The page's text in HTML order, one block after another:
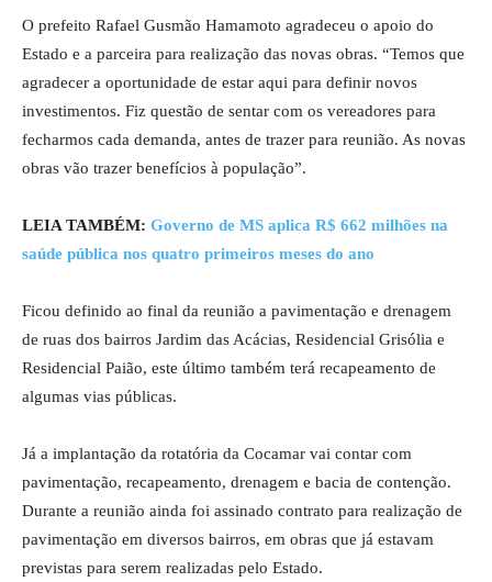
O prefeito Rafael Gusmão Hamamoto agradeceu o apoio do
Estado e a parceira para realização das novas obras. “Temos que
agradecer a oportunidade de estar aqui para definir novos
investimentos. Fiz questão de sentar com os vereadores para
fecharmos cada demanda, antes de trazer para reunião. As novas
obras vão trazer benefícios à população”.
LEIA TAMBÉM: Governo de MS aplica R$ 662 milhões na
saúde pública nos quatro primeiros meses do ano
Ficou definido ao final da reunião a pavimentação e drenagem
de ruas dos bairros Jardim das Acácias, Residencial Grisólia e
Residencial Paião, este último também terá recapeamento de
algumas vias públicas.
Já a implantação da rotatória da Cocamar vai contar com
pavimentação, recapeamento, drenagem e bacia de contenção.
Durante a reunião ainda foi assinado contrato para realização de
pavimentação em diversos bairros, em obras que já estavam
previstas para serem realizadas pelo Estado.